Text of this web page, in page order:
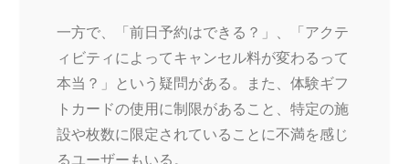
一方で、「前日予約はできる？」、「アクテ
ィビティによってキャンセル料が変わるって
本当？」という疑問がある。また、体験ギフ
トカードの使用に制限があること、特定の施
設や枚数に限定されていることに不満を感じ
るユーザーもいる。